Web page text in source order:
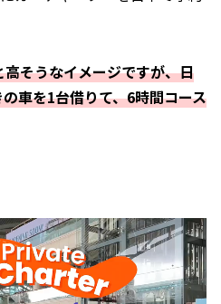
そうなイメージですが、日
車を1台借りて、6時間コース